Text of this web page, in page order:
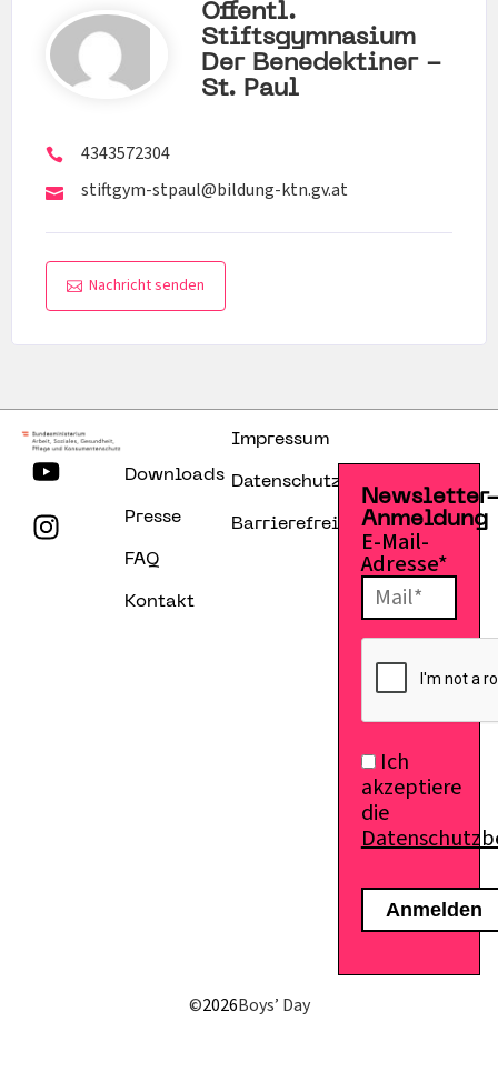
Öffentl.
Stiftsgymnasium
Der Benedektiner -
St. Paul
4343572304
stiftgym-stpaul@bildung-ktn.gv.at
Nachricht senden
Downloads
Presse
FAQ
Kontakt
Impressum
Datenschutzerklärung
Barrierefreiheitserklärung
Anmeldung
E-Mail-
Adresse*
Ich
akzeptiere
die
©2026Boys’ Day